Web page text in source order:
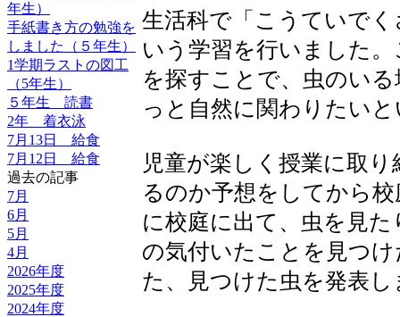
年生）
手紙書き方の勉強を
しました（５年生）
1学期ラストの図工
（5年生）
５年生 読書
2年 着衣泳
7月13日 給食
7月12日 給食
過去の記事
7月
6月
5月
4月
2026年度
2025年度
2024年度
生活科で「こうていで
いう学習を行いました
を探すことで、虫のい
っと自然に関わりたい
児童が楽しく授業に取
るのか予想をしてから
に校庭に出て、虫を見
の気付いたことを見つ
た、見つけた虫を発表し